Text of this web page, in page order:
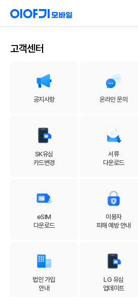
고객센터
공지사항 온라인 문의
SK유심
카드변경
서류
다운로드
eSIM
다운로드
이용자
피해 예방 안내
법인 가입
안내
LG 유심
업데이트